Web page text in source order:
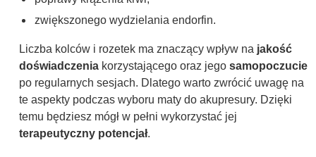
zwiększonego wydzielania endorfin.
Liczba kolców i rozetek ma znaczący wpływ na jakość
doświadczenia korzystającego oraz jego samopoczucie
po regularnych sesjach. Dlatego warto zwrócić uwagę na
te aspekty podczas wyboru maty do akupresury. Dzięki
temu będziesz mógł w pełni wykorzystać jej
terapeutyczny potencjał.